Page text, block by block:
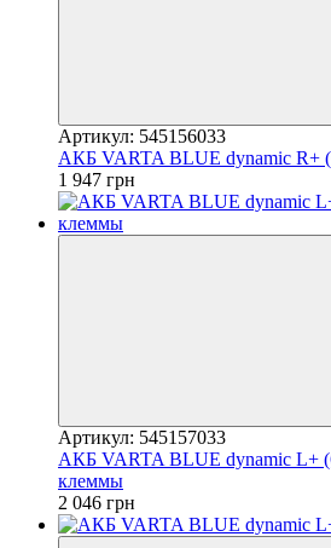
Артикул: 545156033
АКБ VARTA BLUE dynamic R+
1 947 грн
Артикул: 545157033
АКБ VARTA BLUE dynamic L+
клеммы
2 046 грн